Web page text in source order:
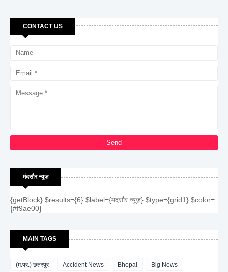
CONTACT US
मंदसौर न्यूज़
{getBlock} $results={6} $label={मंदसौर न्यूज़} $type={grid1} $color=
{#f9ae00}
MAIN TAGS
(म.प्र.) छतरपुर Accident News Bhopal Big News